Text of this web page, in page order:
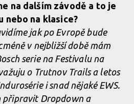
na dalším závodě a to je
nebo na klasice?
jak po Evropě bude
v nejbližší době mám
serie na Festivalu na
o Trutnov Trails a letos
i snad nějaké EWS.
připravit Dropdown a